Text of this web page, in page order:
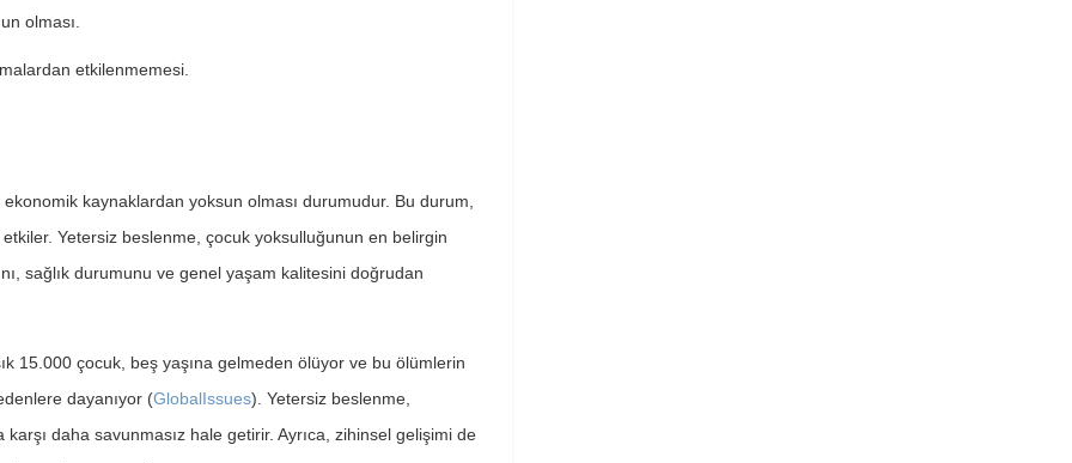
olması.
etkilenmemesi.
kaynaklardan yoksun olması durumudur. Bu durum,
Yetersiz beslenme, çocuk yoksulluğunun en belirgin
sağlık durumunu ve genel yaşam kalitesini doğrudan
15.000 çocuk, beş yaşına gelmeden ölüyor ve bu ölümlerin
dayanıyor​ (GlobalIssues)​. Yetersiz beslenme,
karşı daha savunmasız hale getirir. Ayrıca, zihinsel gelişimi de